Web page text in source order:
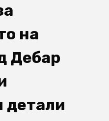
на
Дебар
детали